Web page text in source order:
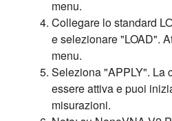
menu.
Collegare lo standard
e selezionare "LOAD".
menu.
Seleziona "APPLY". La
essere attiva e puoi
misurazioni.